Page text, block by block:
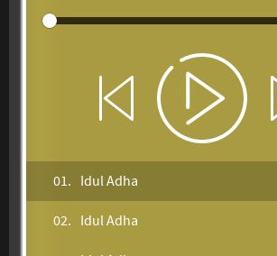
Seek
01. Idul Adha
02. Idul Adha